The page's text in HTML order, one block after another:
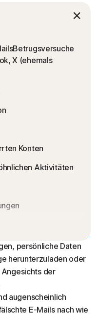
X (ehemals
Konten
Aktivitäten
E-Mail
Phishing und Online-
Phishing-E-
persönliche Daten
herunterzuladen oder
der
augenscheinlich
E-Mails nach wie